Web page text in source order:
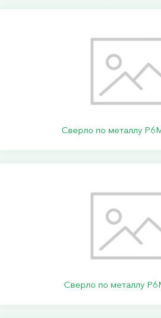
Сверло по металлу
Сверло по металлу